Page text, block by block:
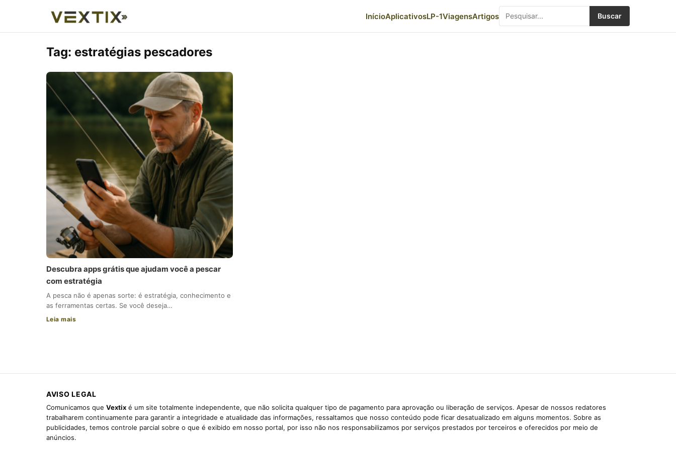
InícioAplicativosLP-1ViagensArtigos Buscar
Tag: estratégias pescadores
Descubra apps grátis que ajudam você a pescar
com estratégia
A pesca não é apenas sorte: é estratégia, conhecimento e
as ferramentas certas. Se você deseja…
Leia mais
AVISO LEGAL
Comunicamos que Vextix é um site totalmente independente, que não solicita qualquer tipo de pagamento para aprovação ou liberação de serviços. Apesar de nossos redatores
trabalharem continuamente para garantir a integridade e atualidade das informações, ressaltamos que nosso conteúdo pode ficar desatualizado em alguns momentos. Sobre as
publicidades, temos controle parcial sobre o que é exibido em nosso portal, por isso não nos responsabilizamos por serviços prestados por terceiros e oferecidos por meio de
anúncios.